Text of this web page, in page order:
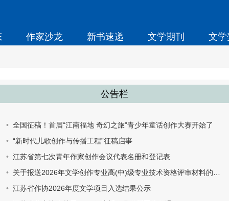
作家沙龙 新书速递 文学期刊 文
公告栏
全国征稿！首届“江南福地 奇幻之旅”青少年童话创作大赛开始了
“新时代儿歌创作与传播工程”征稿启事
江苏省第七次青年作家创作会议代表名册和登记表
关于报送2026年文学创作专业高(中)级专业技术资格评审材料的通知
江苏省作协2026年度文学项目入选结果公示